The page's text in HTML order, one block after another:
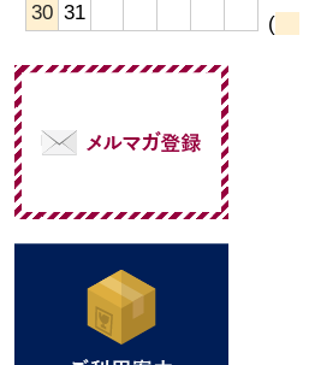
30 31 (